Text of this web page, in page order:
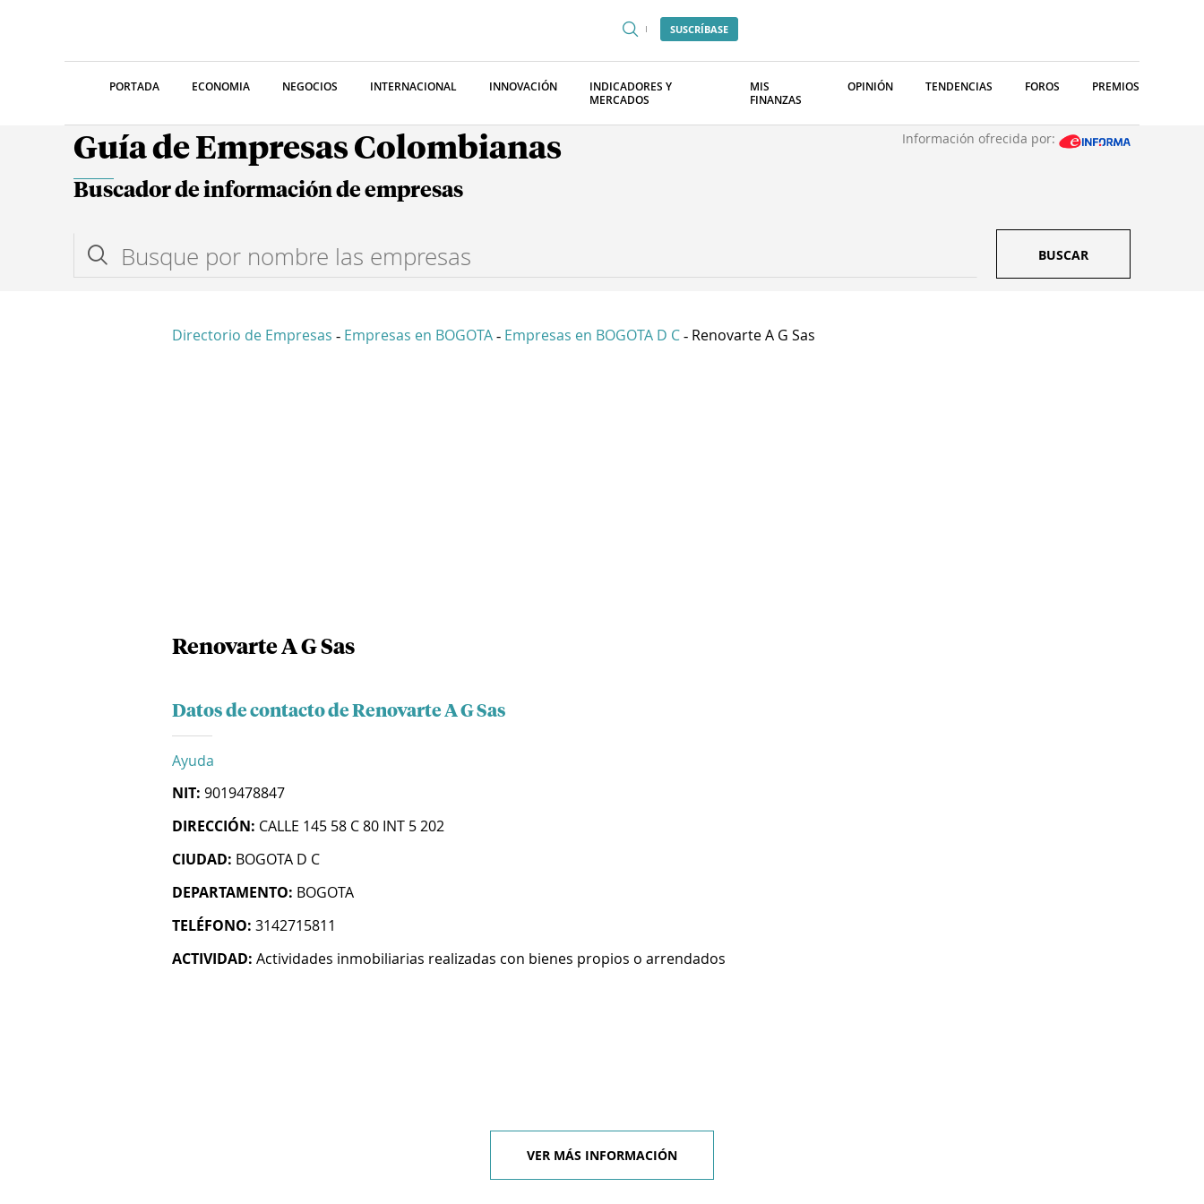
SUSCRÍBASE
PORTADA ECONOMIA NEGOCIOS INTERNACIONAL INNOVACIÓN
INDICADORES Y
MERCADOS
MIS
FINANZAS
OPINIÓN TENDENCIAS FOROS PREMIOS
Guía de Empresas Colombianas Información ofrecida por:
Buscador de información de empresas
BUSCAR
Directorio de Empresas - Empresas en BOGOTA - Empresas en BOGOTA D C - Renovarte A G Sas
Renovarte A G Sas
Datos de contacto de Renovarte A G Sas
Ayuda
NIT: 9019478847
DIRECCIÓN: CALLE 145 58 C 80 INT 5 202
CIUDAD: BOGOTA D C
DEPARTAMENTO: BOGOTA
TELÉFONO: 3142715811
ACTIVIDAD: Actividades inmobiliarias realizadas con bienes propios o arrendados
VER MÁS INFORMACIÓN